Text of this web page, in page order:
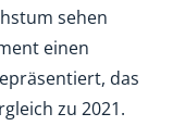
sehen
einen
das
zu 2021.